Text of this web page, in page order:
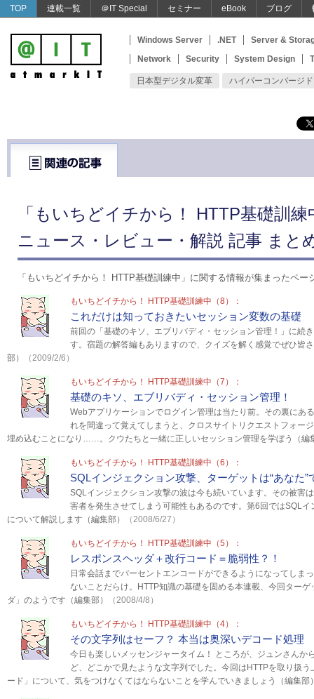
TOP 連載一覧 ＠IT Special セミナー eBook ブログ
Windows Server .NET
Server &
Network
Security System Design
日本型デジタル変革 ハイパーコンバージド
「もいちどイチから！ HTTP基礎訓
ニュース・レビュー・解説 記事 まと
「もいちどイチから！ HTTP基礎訓練中」に関する情報が集まったペー
もいちどイチから！ HTTP基礎訓練中（8）：
これだけは知っておきたいセッション変数の基礎
前回の「基礎のキソ、エブリバディ・セッション管理！」に続
す。宿題の解答編もありますので、クイズを解く感覚でぜひ皆
部）
（2009/2/6）
もいちどイチから！ HTTP基礎訓練中（7）：
基礎のキソ、エブリバディ・セッション管理！
Webアプリケーションでログイン管理は当たり前。その裏にあ
れを間違って覚えてしまうと、クロスサイトリクエストフォー
埋め込むことになり……。クウたちと一緒に正しいセッション管理を学ぼう（編
もいちどイチから！ HTTP基礎訓練中（6）：
SQLインジェクション攻撃、ターゲットは“あなた”
SQLインジェクション攻撃の波は今も続いています。その被害
害者を発生させてしまう可能性もあるのです。第6回ではSQL
について解説します（編集部）
（2008/6/27）
もいちどイチから！ HTTP基礎訓練中（5）：
レスポンスヘッダ＋改行コード＝脆弱性？！
日常会話までパーセントエンコードができるようになってしま
ないことだらけ。HTTP知識の基礎を固める本連載、今回ター
ダ」のようです（編集部）
（2008/4/8）
もいちどイチから！ HTTP基礎訓練中（4）：
その文字列はセーフ？ 本当は奥深いデコード処理
今日も楽しいメッセンジャータイム！ ところが、ジュンさんか
ど、どこかで見たような文字列でした。今回はHTTPを取り扱
ード」について、気をつけなくてはならないことを学んでいきましょう（編集部